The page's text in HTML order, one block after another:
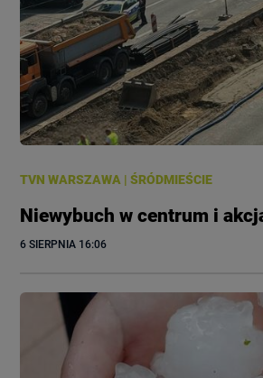
TVN WARSZAWA |ŚRÓDMIEŚCIE
Niewybuch w centrum i
6 SIERPNIA 16:06